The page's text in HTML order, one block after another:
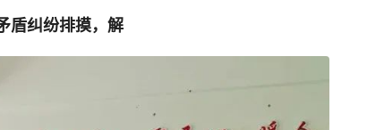
盾纠纷排摸，解